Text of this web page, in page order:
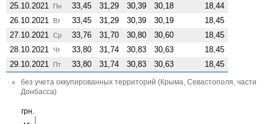
25.10.2021
Пн 33,45 31,29 30,39 30,18
18,44
26.10.2021
Вт 33,45 31,29 30,39 30,19
18,45
27.10.2021
Ср 33,76 31,70 30,80 30,60
18,45
28.10.2021
Чт 33,80 31,74 30,83 30,63
18,45
29.10.2021
Пт 33,80 31,74 30,83 30,63 18,45
без учета оккупированных территорий (Крыма, Севастополя, части
Донбасса)